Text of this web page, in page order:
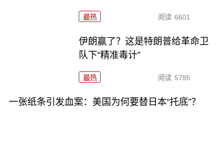
最热 阅读 6601
伊朗赢了？这是特朗普给革命卫
队下“精准毒计”
最热 阅读 5785
一张纸条引发血案：美国为何要替日本“托底”？